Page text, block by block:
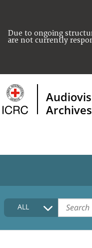
Due to ongoing
are not currently
Archives
HOME
COLLECTIONS
ALL